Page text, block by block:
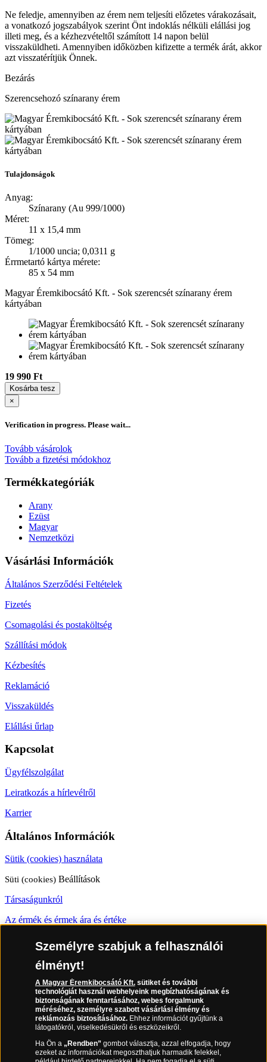
Ne feledje, amennyiben az érem nem teljesíti előzetes várakozásait,
a vonatkozó jogszabályok szerint Önt indoklás nélküli elállási jog
illeti meg, és a kézhezvételtől számított 14 napon belül
visszaküldheti. Amennyiben időközben kifizette a termék árát, akkor
azt visszatérítjük Önnek.
Bezárás
Szerencsehozó színarany érem
Tulajdonságok
Anyag:
Színarany (Au 999/1000)
Méret:
11 x 15,4 mm
Tömeg:
1/1000 uncia; 0,0311 g
Érrmetartó kártya mérete:
85 x 54 mm
Magyar Éremkibocsátó Kft. - Sok szerencsét színarany érem
kártyában
19 990 Ft
Kosárba tesz
×
Verification in progress. Please wait...
Tovább vásárolok
Tovább a fizetési módokhoz
Termékkategóriák
Arany
Ezüst
Magyar
Nemzetközi
Vásárlási Információk
Általános Szerződési Feltételek
Fizetés
Csomagolási és postaköltség
Szállítási módok
Kézbesítés
Reklamáció
Visszaküldés
Elállási űrlap
Kapcsolat
Ügyfélszolgálat
Leiratkozás a hírlevélről
Karrier
Általános Információk
Sütik (cookies) használata
Süti (cookies) Beállítások
Társaságunkról
Az érmék és érmek ára és értéke
Gyakran ismételt kérdések
Adatkezelés
06 80 888 889
(díjmentesen hívható hétfőtől csütörtökig 9.00 és 17.00 óra között,
péntekenként 9.00 és 15.00 óra között)
Személyre szabjuk a felhasználói
élményt!
A Magyar Éremkibocsátó Kft.sütiket és további
technológiát használ webhelyeink megbízhatóságának és
biztonságának fenntartásához, webes forgalmunk
méréséhez, személyre szabott vásárlási élmény és
reklámozás biztosításához.Ehhez információt gyűjtünk a
látogatókról, viselkedésükről és eszközeikről.
Ha Ön a „Rendben”gombot választja, azzal elfogadja, hogy
ezeket az információkat megoszthatjuk harmadik felekkel,